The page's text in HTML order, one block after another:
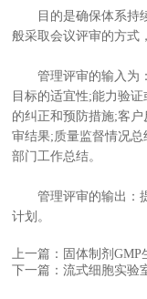
目的是确保体系持续
般采取会议评审的方式
管理评审的输入为：
目标的适宜性;能力验
的纠正和预防措施;客
审结果;质量监督情况
部门工作总结。
管理评审的输出：提
计划。
上一篇：固体制剂
下一篇：流式细胞实验